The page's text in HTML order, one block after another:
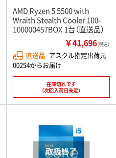
AMD Ryzen 5 5500 with
Wraith Stealth Cooler 100-
100000457BOX 1台（直送品）
￥41,696（税込）
直送品 アスクル指定出荷元
00254からお届け
在庫切れです
（次回入荷日未定）